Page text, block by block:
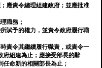
應責令總理組建政府；並應批准
職務；
賦予的權力，並責令政府履行職
責令其繼續履行職責，或責令一
府組建為止；應接受部長的辭
命新的相關部長為止；